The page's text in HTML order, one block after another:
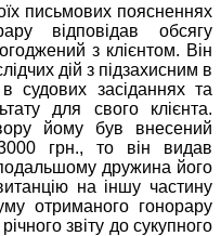
письмових поясненнях
відповідав обсягу
з клієнтом. Він
дій з підзахисним в
судових засіданнях та
для свого клієнта.
йому був внесений
грн., то він видав
дружина його
на іншу частину
отриманого гонорару
звіту до сукупного